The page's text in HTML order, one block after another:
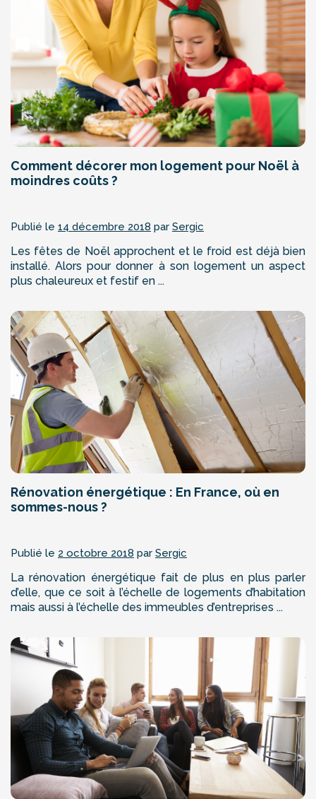
Comment décorer mon logement pour Noël à
moindres coûts ?
Publié le 14 décembre 2018 par Sergic
Les fêtes de Noël approchent et le froid est déjà bien
installé. Alors pour donner à son logement un aspect
plus chaleureux et festif en ...
Rénovation énergétique : En France, où en
sommes-nous ?
Publié le 2 octobre 2018 par Sergic
La rénovation énergétique fait de plus en plus parler
d’elle, que ce soit à l’échelle de logements d’habitation
mais aussi à l’échelle des immeubles d’entreprises ...